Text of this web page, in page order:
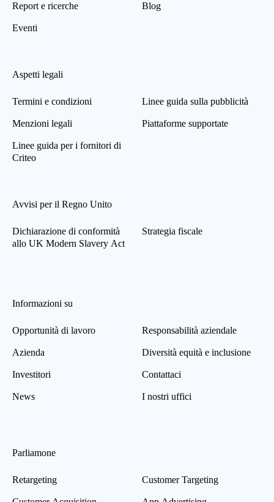
Report e ricerche
Eventi
Blog
Aspetti legali
Termini e condizioni
Menzioni legali
Linee guida per i fornitori di
Criteo
Linee guida sulla pubblicità
Piattaforme supportate
Avvisi per il Regno Unito
Dichiarazione di conformità
allo UK Modern Slavery Act
Strategia fiscale
Informazioni su
Opportunità di lavoro
Azienda
Investitori
News
Responsabilità aziendale
Diversità equità e inclusione
Contattaci
I nostri uffici
Parliamone
Retargeting Customer Targeting